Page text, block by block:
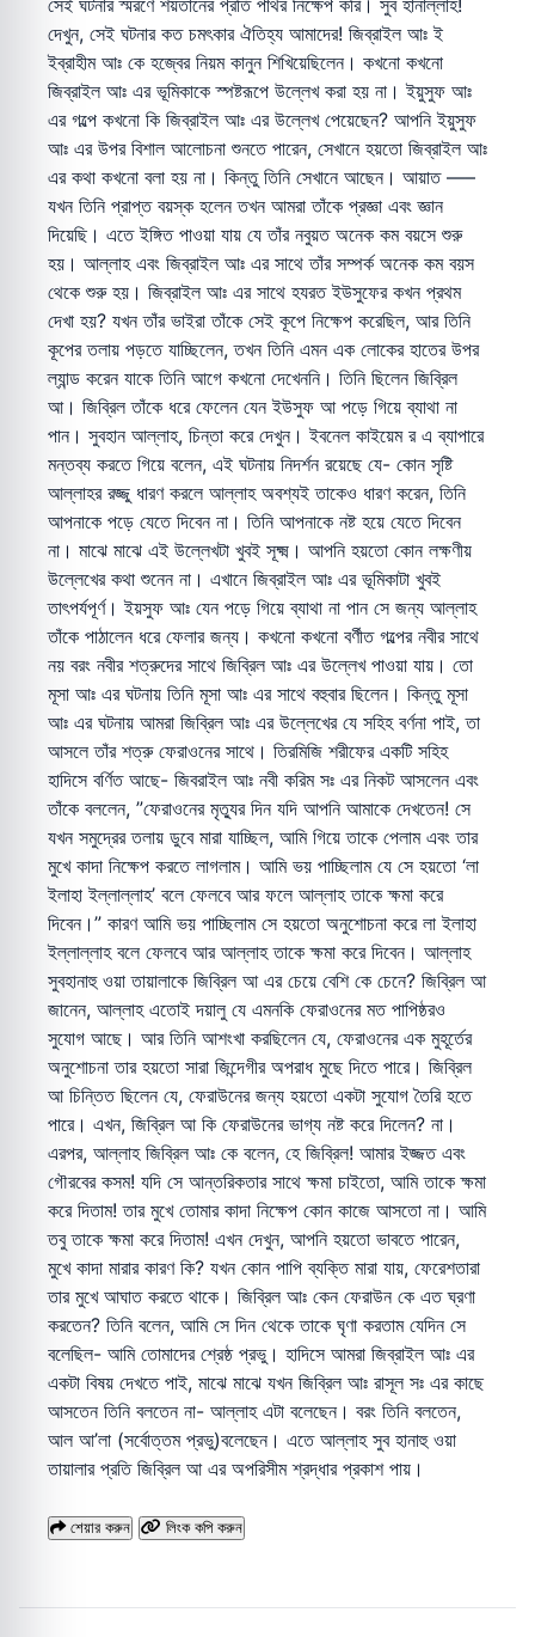
দেখুন, সেই ঘটনার কত চমৎকার ঐতিহ্য আমাদের! জিব্রাইল আঃ ই
ইব্রাহীম আঃ কে হজ্বের নিয়ম কানুন শিখিয়েছিলেন। কখনো কখনো
জিব্রাইল আঃ এর ভূমিকাকে স্পষ্টরূপে উল্লেখ করা হয় না। ইয়ুসুফ আঃ
এর গল্পে কখনো কি জিব্রাইল আঃ এর উল্লেখ পেয়েছেন? আপনি ইয়ুসুফ
আঃ এর উপর বিশাল আলোচনা শুনতে পারেন, সেখানে হয়তো জিব্রাইল আঃ
এর কথা কখনো বলা হয় না। কিন্তু তিনি সেখানে আছেন। আয়াত —–
যখন তিনি প্রাপ্ত বয়স্ক হলেন তখন আমরা তাঁকে প্রজ্ঞা এবং জ্ঞান
দিয়েছি। এতে ইঙ্গিত পাওয়া যায় যে তাঁর নবুয়ত অনেক কম বয়সে শুরু
হয়। আল্লাহ এবং জিব্রাইল আঃ এর সাথে তাঁর সম্পর্ক অনেক কম বয়স
থেকে শুরু হয়। জিব্রাইল আঃ এর সাথে হযরত ইউসুফের কখন প্রথম
দেখা হয়? যখন তাঁর ভাইরা তাঁকে সেই কূপে নিক্ষেপ করেছিল, আর তিনি
কূপের তলায় পড়তে যাচ্ছিলেন, তখন তিনি এমন এক লোকের হাতের উপর
ল্যান্ড করেন যাকে তিনি আগে কখনো দেখেননি। তিনি ছিলেন জিব্রিল
আ। জিব্রিল তাঁকে ধরে ফেলেন যেন ইউসুফ আ পড়ে গিয়ে ব্যাথা না
পান। সুবহান আল্লাহ, চিন্তা করে দেখুন। ইবনেল কাইয়েম র এ ব্যাপারে
মন্তব্য করতে গিয়ে বলেন, এই ঘটনায় নিদর্শন রয়েছে যে- কোন সৃষ্টি
আল্লাহর রজ্জু ধারণ করলে আল্লাহ অবশ্যই তাকেও ধারণ করেন, তিনি
আপনাকে পড়ে যেতে দিবেন না। তিনি আপনাকে নষ্ট হয়ে যেতে দিবেন
না। মাঝে মাঝে এই উল্লেখটা খুবই সূক্ষ্ম। আপনি হয়তো কোন লক্ষণীয়
উল্লেখের কথা শুনেন না। এখানে জিব্রাইল আঃ এর ভূমিকাটা খুবই
তাৎপর্যপূর্ণ। ইয়সুফ আঃ যেন পড়ে গিয়ে ব্যাথা না পান সে জন্য আল্লাহ
তাঁকে পাঠালেন ধরে ফেলার জন্য। কখনো কখনো বর্ণীত গল্পের নবীর সাথে
নয় বরং নবীর শত্রুদের সাথে জিব্রিল আঃ এর উল্লেখ পাওয়া যায়। তো
মূসা আঃ এর ঘটনায় তিনি মূসা আঃ এর সাথে বহুবার ছিলেন। কিন্তু মূসা
আঃ এর ঘটনায় আমরা জিব্রিল আঃ এর উল্লেখের যে সহিহ বর্ণনা পাই, তা
আসলে তাঁর শত্রু ফেরাওনের সাথে। তিরমিজি শরীফের একটি সহিহ
হাদিসে বর্ণিত আছে- জিবরাইল আঃ নবী করিম সঃ এর নিকট আসলেন এবং
তাঁকে বললেন, ”ফেরাওনের মৃত্যুর দিন যদি আপনি আমাকে দেখতেন! সে
যখন সমুদ্রের তলায় ডুবে মারা যাচ্ছিল, আমি গিয়ে তাকে পেলাম এবং তার
মুখে কাদা নিক্ষেপ করতে লাগলাম। আমি ভয় পাচ্ছিলাম যে সে হয়তো ‘লা
ইলাহা ইল্লাল্লাহ’ বলে ফেলবে আর ফলে আল্লাহ তাকে ক্ষমা করে
দিবেন।” কারণ আমি ভয় পাচ্ছিলাম সে হয়তো অনুশোচনা করে লা ইলাহা
ইল্লাল্লাহ বলে ফেলবে আর আল্লাহ তাকে ক্ষমা করে দিবেন। আল্লাহ
সুবহানাহু ওয়া তায়ালাকে জিব্রিল আ এর চেয়ে বেশি কে চেনে? জিব্রিল আ
জানেন, আল্লাহ এতোই দয়ালু যে এমনকি ফেরাওনের মত পাপিষ্ঠরও
সুযোগ আছে। আর তিনি আশংখা করছিলেন যে, ফেরাওনের এক মুহূর্তের
অনুশোচনা তার হয়তো সারা জিন্দেগীর অপরাধ মুছে দিতে পারে। জিব্রিল
আ চিন্তিত ছিলেন যে, ফেরাউনের জন্য হয়তো একটা সুযোগ তৈরি হতে
পারে। এখন, জিব্রিল আ কি ফেরাউনের ভাগ্য নষ্ট করে দিলেন? না।
এরপর, আল্লাহ জিব্রিল আঃ কে বলেন, হে জিব্রিল! আমার ইজ্জত এবং
গৌরবের কসম! যদি সে আন্তরিকতার সাথে ক্ষমা চাইতো, আমি তাকে ক্ষমা
করে দিতাম! তার মুখে তোমার কাদা নিক্ষেপ কোন কাজে আসতো না। আমি
তবু তাকে ক্ষমা করে দিতাম! এখন দেখুন, আপনি হয়তো ভাবতে পারেন,
মুখে কাদা মারার কারণ কি? যখন কোন পাপি ব্যক্তি মারা যায়, ফেরেশতারা
তার মুখে আঘাত করতে থাকে। জিব্রিল আঃ কেন ফেরাউন কে এত ঘ্রণা
করতেন? তিনি বলেন, আমি সে দিন থেকে তাকে ঘৃণা করতাম যেদিন সে
বলেছিল- আমি তোমাদের শ্রেষ্ঠ প্রভু। হাদিসে আমরা জিব্রাইল আঃ এর
একটা বিষয় দেখতে পাই, মাঝে মাঝে যখন জিব্রিল আঃ রাসূল সঃ এর কাছে
আসতেন তিনি বলতেন না- আল্লাহ এটা বলেছেন। বরং তিনি বলতেন,
আল আ’লা (সর্বোত্তম প্রভু)বলেছেন। এতে আল্লাহ সুব হানাহু ওয়া
তায়ালার প্রতি জিব্রিল আ এর অপরিসীম শ্রদ্ধার প্রকাশ পায়।
শেয়ার করুন লিংক কপি করুন